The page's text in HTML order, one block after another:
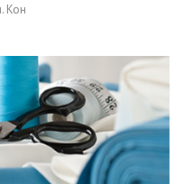
Кон